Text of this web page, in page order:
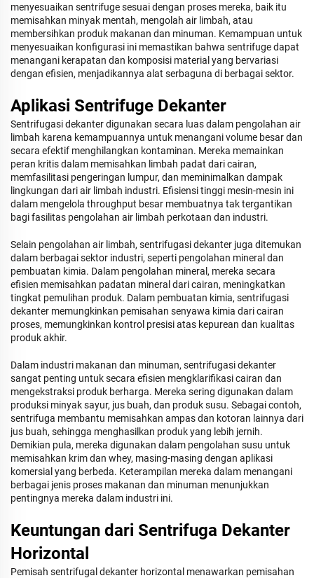
menyesuaikan sentrifuge sesuai dengan proses mereka, baik itu
memisahkan minyak mentah, mengolah air limbah, atau
membersihkan produk makanan dan minuman. Kemampuan untuk
menyesuaikan konfigurasi ini memastikan bahwa sentrifuge dapat
menangani kerapatan dan komposisi material yang bervariasi
dengan efisien, menjadikannya alat serbaguna di berbagai sektor.
Aplikasi Sentrifuge Dekanter
Sentrifugasi dekanter digunakan secara luas dalam pengolahan air
limbah karena kemampuannya untuk menangani volume besar dan
secara efektif menghilangkan kontaminan. Mereka memainkan
peran kritis dalam memisahkan limbah padat dari cairan,
memfasilitasi pengeringan lumpur, dan meminimalkan dampak
lingkungan dari air limbah industri. Efisiensi tinggi mesin-mesin ini
dalam mengelola throughput besar membuatnya tak tergantikan
bagi fasilitas pengolahan air limbah perkotaan dan industri.
Selain pengolahan air limbah, sentrifugasi dekanter juga ditemukan
dalam berbagai sektor industri, seperti pengolahan mineral dan
pembuatan kimia. Dalam pengolahan mineral, mereka secara
efisien memisahkan padatan mineral dari cairan, meningkatkan
tingkat pemulihan produk. Dalam pembuatan kimia, sentrifugasi
dekanter memungkinkan pemisahan senyawa kimia dari cairan
proses, memungkinkan kontrol presisi atas kepurean dan kualitas
produk akhir.
Dalam industri makanan dan minuman, sentrifugasi dekanter
sangat penting untuk secara efisien mengklarifikasi cairan dan
mengekstraksi produk berharga. Mereka sering digunakan dalam
produksi minyak sayur, jus buah, dan produk susu. Sebagai contoh,
sentrifuga membantu memisahkan ampas dan kotoran lainnya dari
jus buah, sehingga menghasilkan produk yang lebih jernih.
Demikian pula, mereka digunakan dalam pengolahan susu untuk
memisahkan krim dan whey, masing-masing dengan aplikasi
komersial yang berbeda. Keterampilan mereka dalam menangani
berbagai jenis proses makanan dan minuman menunjukkan
pentingnya mereka dalam industri ini.
Keuntungan dari Sentrifuga Dekanter
Horizontal
Pemisah sentrifugal dekanter horizontal menawarkan pemisahan